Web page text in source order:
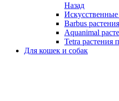
Назад
Искусственные
Barbus растения
Aquanimal
Tetra растения
Для кошек и собак